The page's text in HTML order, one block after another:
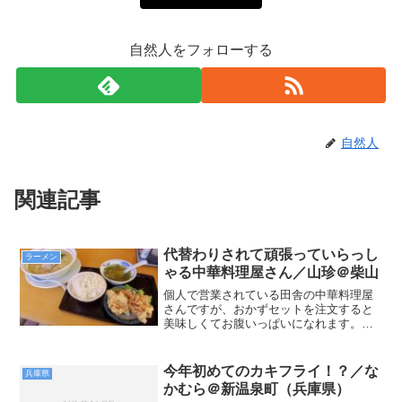
自然人をフォローする
自然人
関連記事
ラーメン
代替わりされて頑張っていらっし
ゃる中華料理屋さん／山珍＠柴山
個人で営業されている田舎の中華料理屋
さんですが、おかずセットを注文すると
美味しくてお腹いっぱいになれます。唐
ーメンも・・・
兵庫県
今年初めてのカキフライ！？／な
かむら＠新温泉町（兵庫県）